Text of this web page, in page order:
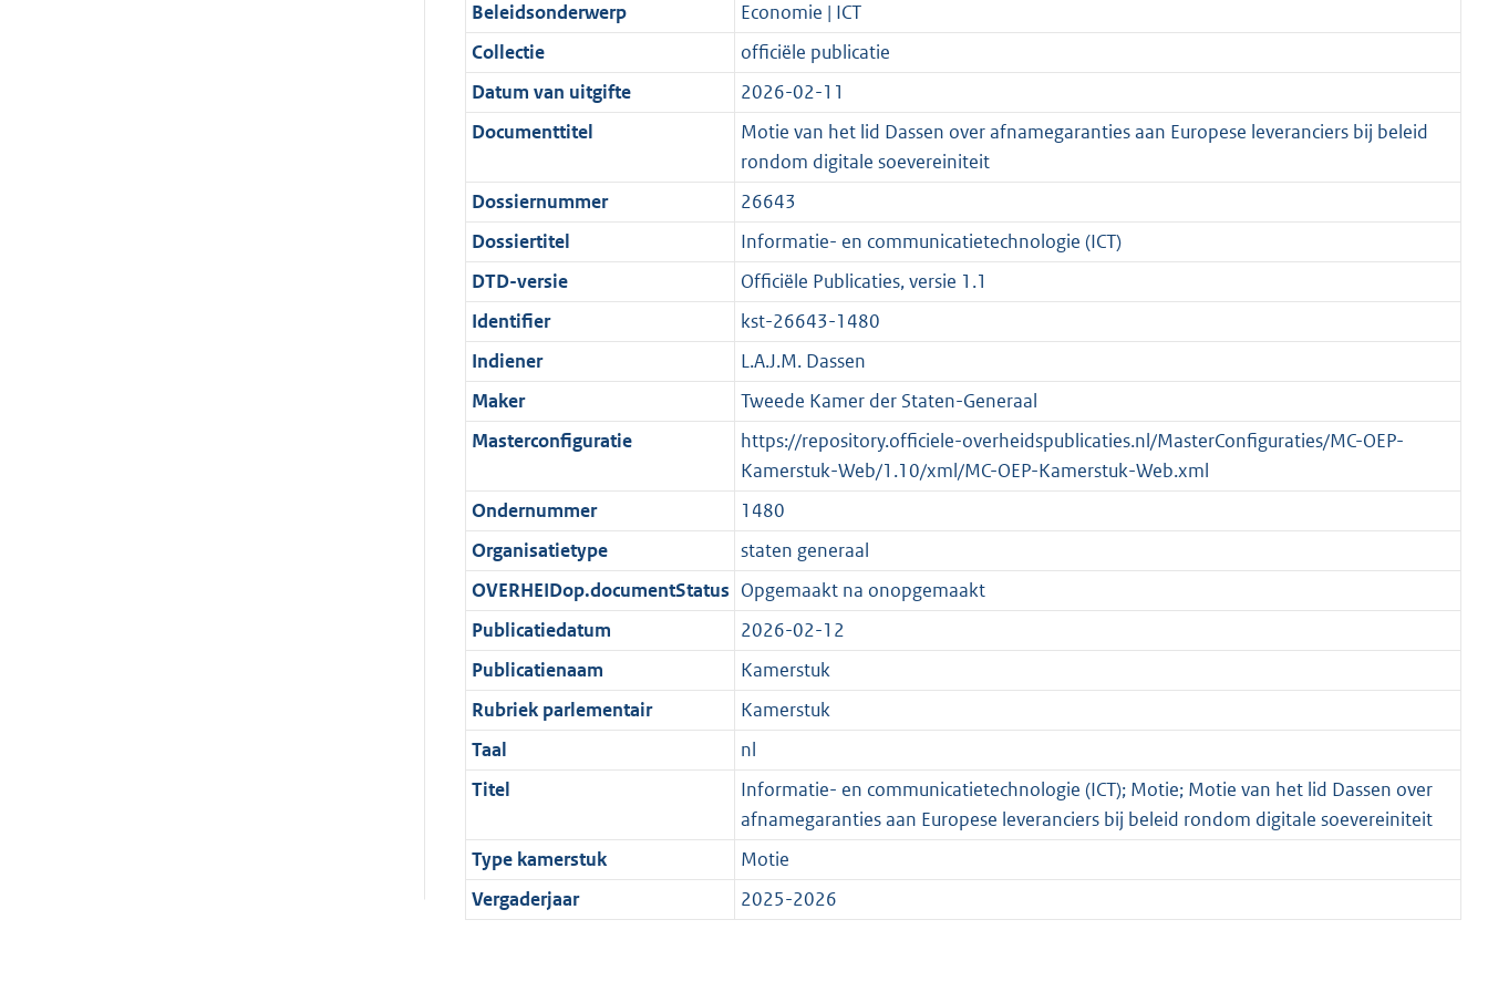
i
e
i
n
o
r
m
a
a
t
3
5
K
b
t
i
e
i
f
o
r
m
a
a
t
:
7
K
b
a
t
i
e
n
f
o
r
m
a
a
t
e
:
4
K
c
a
t
i
i
n
f
o
r
m
a
a
t
t
e
:
5
b
r
e
b
g
t
K
Beleidsonderwerp
Economie | ICT
Collectie
officiële publicatie
Datum van uitgifte
2026-02-11
Documenttitel
Motie van het lid Dassen over afnamegaranties aan Europese leveranciers bij beleid
rondom digitale soevereiniteit
Dossiernummer
26643
Dossiertitel
Informatie- en communicatietechnologie (ICT)
DTD-versie
Officiële Publicaties, versie 1.1
Identifier
kst-26643-1480
Indiener
L.A.J.M. Dassen
Maker
Tweede Kamer der Staten-Generaal
Masterconfiguratie
https://repository.officiele-overheidspublicaties.nl/MasterConfiguraties/MC-OEP-
Kamerstuk-Web/1.10/xml/MC-OEP-Kamerstuk-Web.xml
Ondernummer
1480
Organisatietype
staten generaal
OVERHEIDop.documentStatus Opgemaakt na onopgemaakt
Publicatiedatum
2026-02-12
Publicatienaam
Kamerstuk
Rubriek parlementair
Kamerstuk
Taal
nl
Titel
Informatie- en communicatietechnologie (ICT); Motie; Motie van het lid Dassen over
afnamegaranties aan Europese leveranciers bij beleid rondom digitale soevereiniteit
Type kamerstuk
Motie
Vergaderjaar
2025-2026